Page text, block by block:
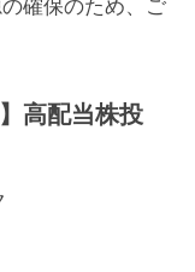
確保のため、ご
高配当株投